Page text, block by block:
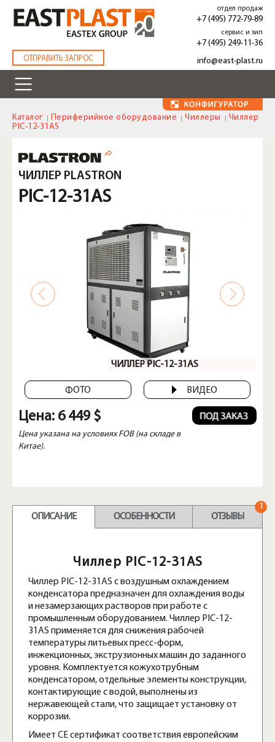
основному
содержанию
ОТПРАВИТЬ ЗАПРОС
отдел продаж
+7 (495) 772-79-89
сервис и зип
+7 (495) 249-11-36
info@east-plast.ru
Каталог Периферийное оборудование Чиллеры
Чиллер
PIC-12-31AS
ЧИЛЛЕР PLASTRON
PIC-12-31AS
ЧИЛЛЕР PIC-12-31AS
ФОТО ВИДЕО
Цена: 6 449 $
Цена указана на условиях FOB (на складе в
Китае).
ОПИСАНИЕ ОСОБЕННОСТИ ОТЗЫВЫ
1
Чиллер PIC-12-31AS
Чиллер PIC-12-31AS с воздушным охлаждением
конденсатора предназначен для охлаждения воды
и незамерзающих растворов при работе с
промышленным оборудованием. Чиллер PIC-12-
31AS применяется для снижения рабочей
температуры литьевых пресс-форм,
инжекционных, экструзионных машин до заданного
уровня. Комплектуется кожухотрубным
конденсатором, отдельные элементы конструкции,
контактирующие с водой, выполнены из
нержавеющей стали, что защищает установку от
коррозии.
Имеет СЕ сертификат соответствия европейским